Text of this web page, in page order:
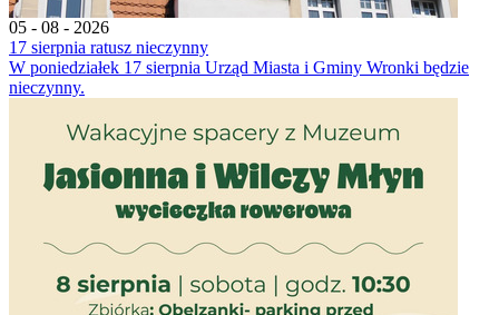
05 - 08 - 2026
17 sierpnia ratusz nieczynny
W poniedziałek 17 sierpnia Urząd Miasta i Gminy Wronki będzie
nieczynny.